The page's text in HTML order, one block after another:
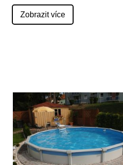
Zobrazit více